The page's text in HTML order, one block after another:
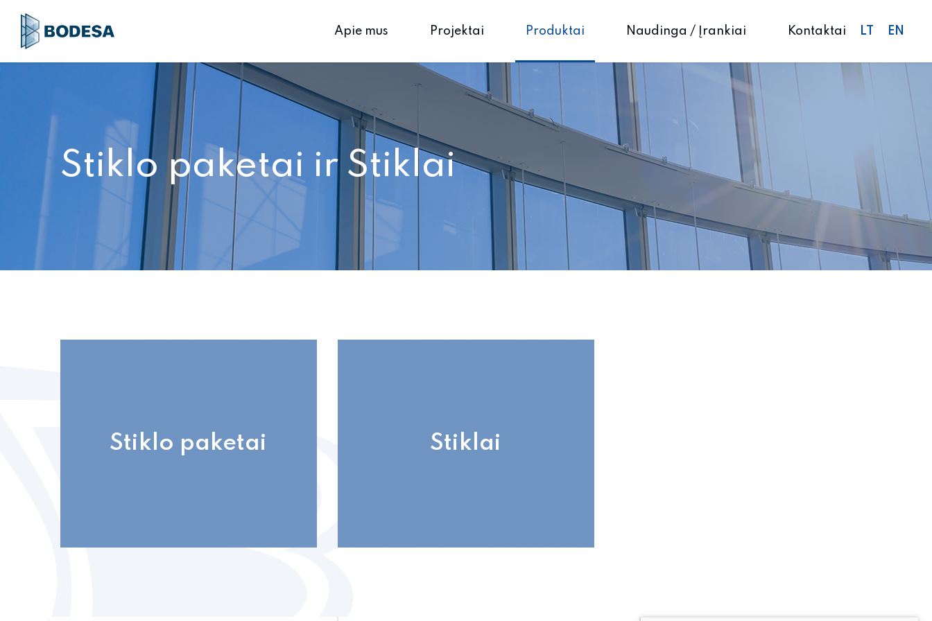
Apie mus Projektai Produktai Naudinga / Įrankiai Kontaktai LT EN
Stiklo paketai ir Stiklai
Stiklo paketai Stiklai